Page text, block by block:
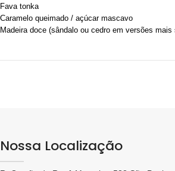
Fava tonka
Caramelo queimado / açúcar mascavo
Madeira doce (sândalo ou cedro em versões
Nossa Localização